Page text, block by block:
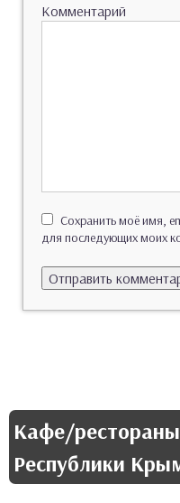
Комментарий
Сохранить моё имя,
для последующих моих
Кафе/
Республики